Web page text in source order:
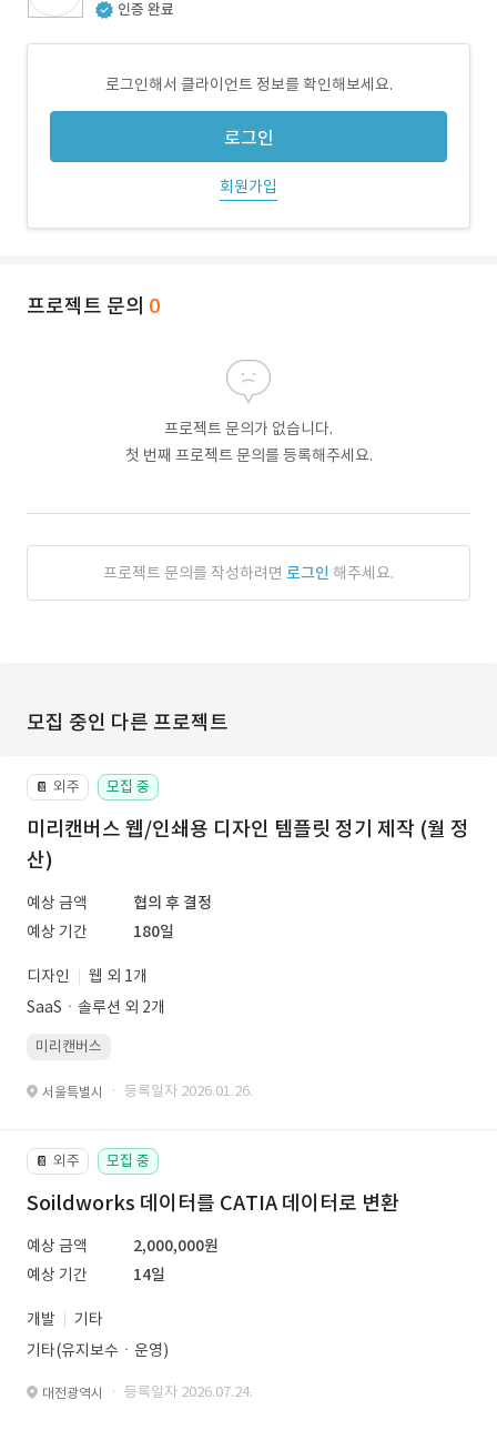
인증 완료
로그인해서 클라이언트 정보를 확인해보세요.
로그인
회원가입
프로젝트 문의 0
프로젝트 문의가 없습니다.
첫 번째 프로젝트 문의를 등록해주세요.
프로젝트 문의를 작성하려면 로그인 해주세요.
모집 중인 다른 프로젝트
📔 외주 모집 중
미리캔버스 웹/인쇄용 디자인 템플릿 정기 제작 (월 정
산)
예상 금액
협의 후 결정
예상 기간
180일
디자인
웹 외 1개
SaaSㆍ솔루션 외 2개
미리캔버스
서울특별시 · 등록일자 2026.01.26.
📔 외주 모집 중
Soildworks 데이터를 CATIA 데이터로 변환
예상 금액
2,000,000원
예상 기간
14일
개발
기타
기타(유지보수ㆍ운영)
대전광역시 · 등록일자 2026.07.24.